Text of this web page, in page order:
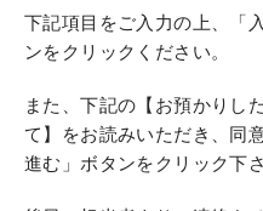
下記項目をご入力の上、「
ンをクリックください。
また、下記の【お預かりし
て】をお読みいただき、同
進む」ボタンをクリック下さ